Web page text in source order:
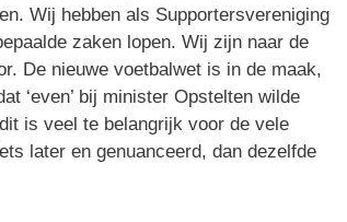
Wij hebben als Supportersvereniging
zaken lopen. Wij zijn naar de
De nieuwe voetbalwet is in de maak,
‘even’ bij minister Opstelten wilde
is veel te belangrijk voor de vele
later en genuanceerd, dan dezelfde